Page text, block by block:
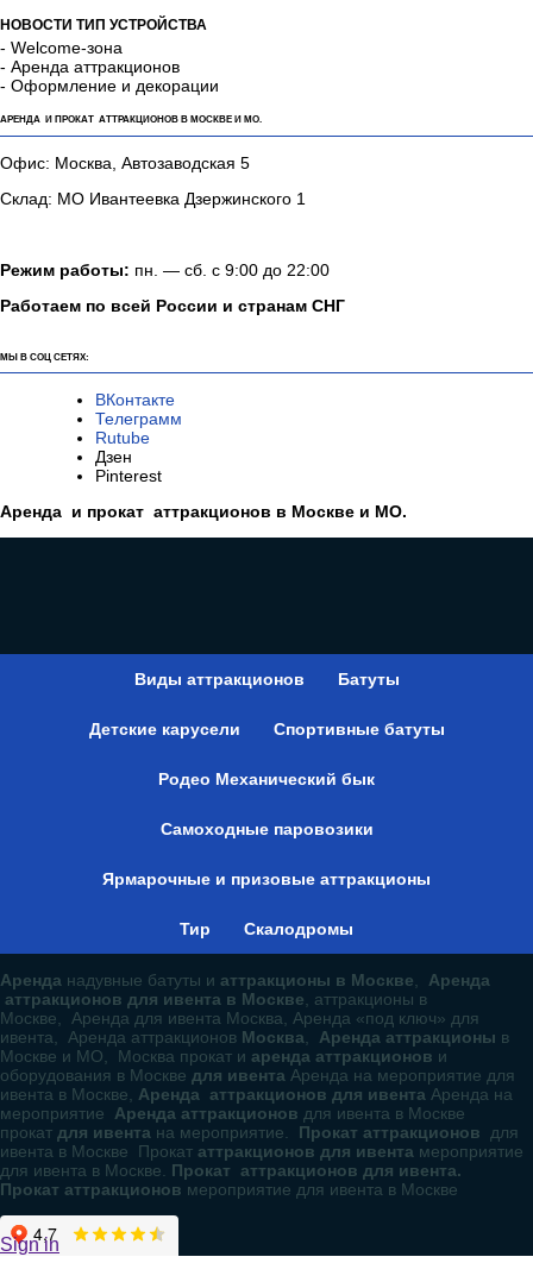
НОВОСТИ ТИП УСТРОЙСТВА
- Welcome-зона
- Аренда аттракционов
- Оформление и декорации
АРЕНДА И ПРОКАТ АТТРАКЦИОНОВ В МОСКВЕ И МО.
Офис: Москва, Автозаводская 5
Склад: МО Ивантеевка Дзержинского 1
Режим работы: пн. — сб. с 9:00 до 22:00
Работаем по всей России и странам СНГ
МЫ В СОЦ СЕТЯХ:
ВКонтакте
Телеграмм
Rutube
Дзен
Pinterest
Аренда и прокат аттракционов в Москве и МО.
Виды аттракционов Батуты
Детские карусели Спортивные батуты
Родео Механический бык
Самоходные паровозики
Ярмарочные и призовые аттракционы
Тир Скалодромы
Аренда надувные батуты и аттракционы в Москве
Аренда
аттракционов для ивента в Москве , аттракционы в
Москве, Аренда для ивента Москва, Аренда «под ключ» для
ивента, Аренда аттракционов Москва Аренда аттракционы в
Москве и МО, Москва прокат и аренда аттракционов и
оборудования в Москве для ивента Аренда на мероприятие для
ивента в Москве, Аренда аттракционов для ивента Аренда на
мероприятие Аренда аттракционов для ивента в Москве
прокат для ивента на мероприятие. Прокат аттракционов для
ивента в Москве Прокат аттракционов для ивента мероприятие
для ивента в Москве. Прокат аттракционов для ивента.
Прокат аттракционов мероприятие для ивента в Москве
Sign in